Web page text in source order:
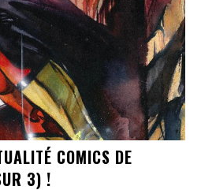
COMICS DE
3) !